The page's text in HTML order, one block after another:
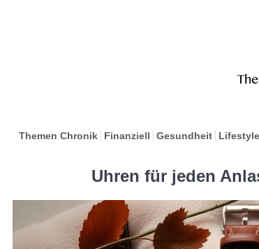
Themen Chronik Finanziell Gesundheit Lifestyle
Uhren für jeden